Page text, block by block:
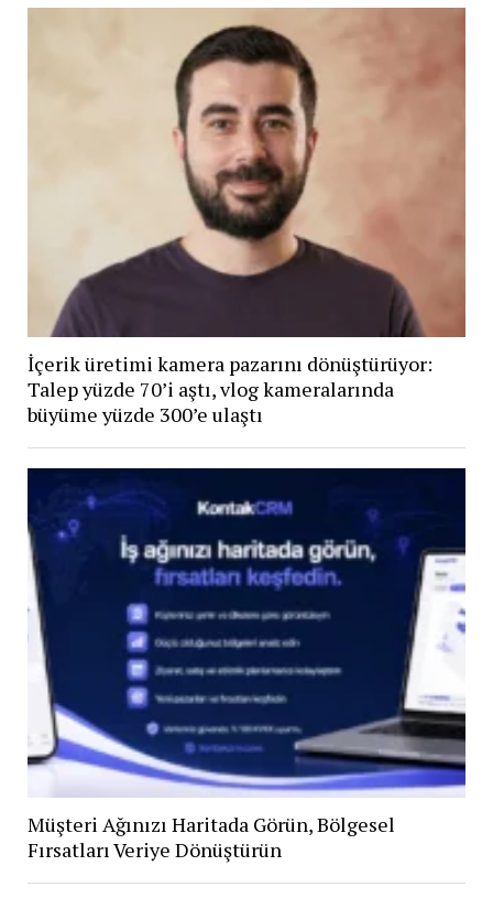
İçerik üretimi kamera pazarını dönüştürüyor:
Talep yüzde 70’i aştı, vlog kameralarında
büyüme yüzde 300’e ulaştı
Müşteri Ağınızı Haritada Görün, Bölgesel
Fırsatları Veriye Dönüştürün